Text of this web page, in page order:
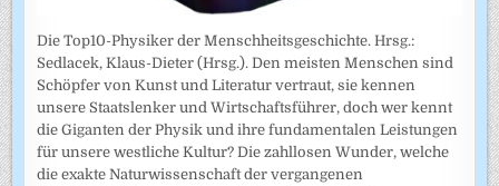
Die Top10-Physiker der Menschheitsgeschichte. Hrsg.:
Sedlacek, Klaus-Dieter (Hrsg.). Den meisten Menschen sind
Schöpfer von Kunst und Literatur vertraut, sie kennen
unsere Staatslenker und Wirtschaftsführer, doch wer kennt
die Giganten der Physik und ihre fundamentalen Leistungen
für unsere westliche Kultur? Die zahllosen Wunder, welche
die exakte Naturwissenschaft der vergangenen